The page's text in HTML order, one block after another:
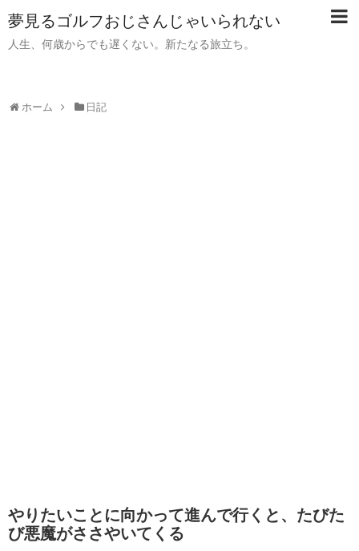
夢見るゴルフおじさんじゃいられない
人生、何歳からでも遅くない。新たなる旅立ち。
ホーム 日記
やりたいことに向かって進んで行くと、たびた
び悪魔がささやいてくる